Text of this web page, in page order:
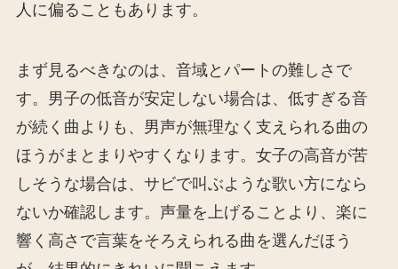
人に偏ることもあります。
まず見るべきなのは、音域とパートの難しさで
す。男子の低音が安定しない場合は、低すぎる音
が続く曲よりも、男声が無理なく支えられる曲の
ほうがまとまりやすくなります。女子の高音が苦
しそうな場合は、サビで叫ぶような歌い方になら
ないか確認します。声量を上げることより、楽に
響く高さで言葉をそろえられる曲を選んだほう